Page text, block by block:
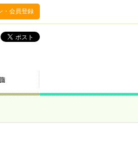
・会員登録